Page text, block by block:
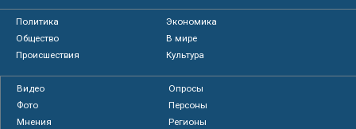
Политика
Экономика
Общество
В мире
Происшествия
Культура
Видео
Опросы
Фото
Персоны
Мнения
Регионы